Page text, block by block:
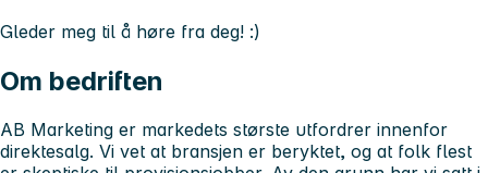
Gleder meg til å høre fra deg! :)
Om bedriften
AB Marketing er markedets største utfordrer innenfor
direktesalg. Vi vet at bransjen er beryktet, og at folk flest